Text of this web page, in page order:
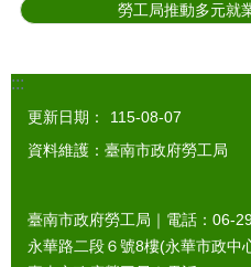
勞工局推動多元
:::
更新日期：
115-08-07
資料維護：臺南市政府勞工局
臺南市政府勞工局｜電話：06-
永華路二段６號8樓(永華市政中